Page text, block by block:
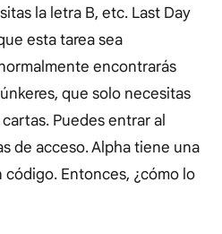
la letra B, etc. Last Day
esta tarea sea
encontrarás
que solo necesitas
Puedes entrar al
de acceso. Alpha tiene una
Entonces, ¿cómo lo